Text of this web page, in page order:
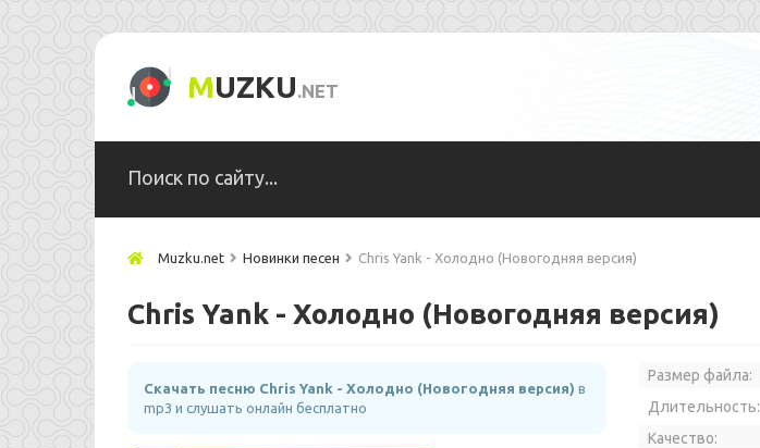
MUZKU.NET
Muzku.net Новинки песен Chris Yank - Холодно (Новогодняя версия)
Chris Yank - Холодно (Новогодняя версия)
Скачать песню Chris Yank - Холодно (Новогодняя версия) в
mp3 и слушать онлайн бесплатно
Размер файла:
Длительность:
Качество: